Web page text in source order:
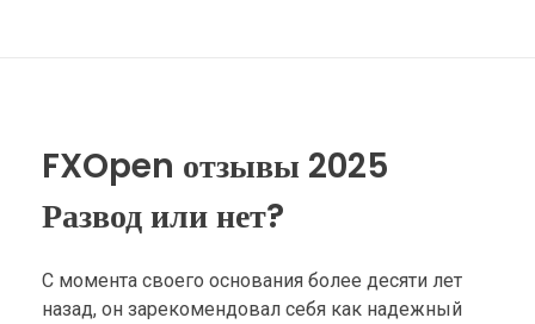
FXOpen отзывы 2025
Развод или нет?
С момента своего основания более десяти лет
назад, он зарекомендовал себя как надежный